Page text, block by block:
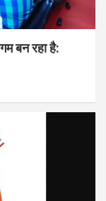
बन रहा है: